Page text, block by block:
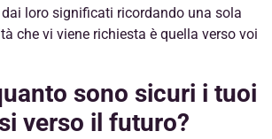
loro significati ricordando una sola
che vi viene richiesta è quella verso voi
sono sicuri i tuoi
verso il futuro?